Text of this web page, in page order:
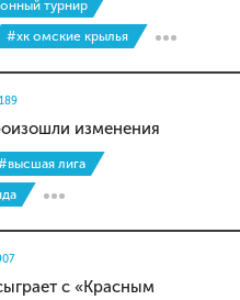
турнир
#хк омские крылья
изменения
лига
с «Красным